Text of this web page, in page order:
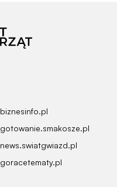
biznesinfo.pl
gotowanie.smakosze.pl
news.swiatgwiazd.pl
goracetematy.pl